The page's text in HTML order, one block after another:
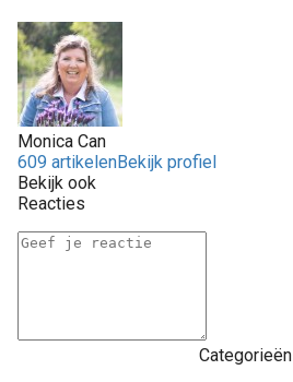
Monica Can
609 artikelenBekijk profiel
Bekijk ook
Reacties
Categorieën